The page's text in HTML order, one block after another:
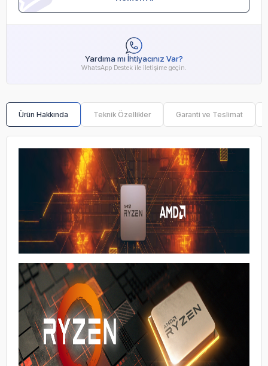
Yardıma mı İhtiyacınız Var?
WhatsApp Destek ile iletişime geçin.
Ürün Hakkında Teknik Özellikler Garanti ve Teslimat